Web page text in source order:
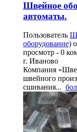
Швейное
автоматы.
Пользователь
оборудование)
просмотр - 0
г. Иваново
Компания
швейного
сшивания...